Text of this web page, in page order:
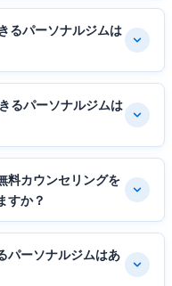
るパーソナルジムは
るパーソナルジムは
料カウンセリングを
すか？
パーソナルジムはあ